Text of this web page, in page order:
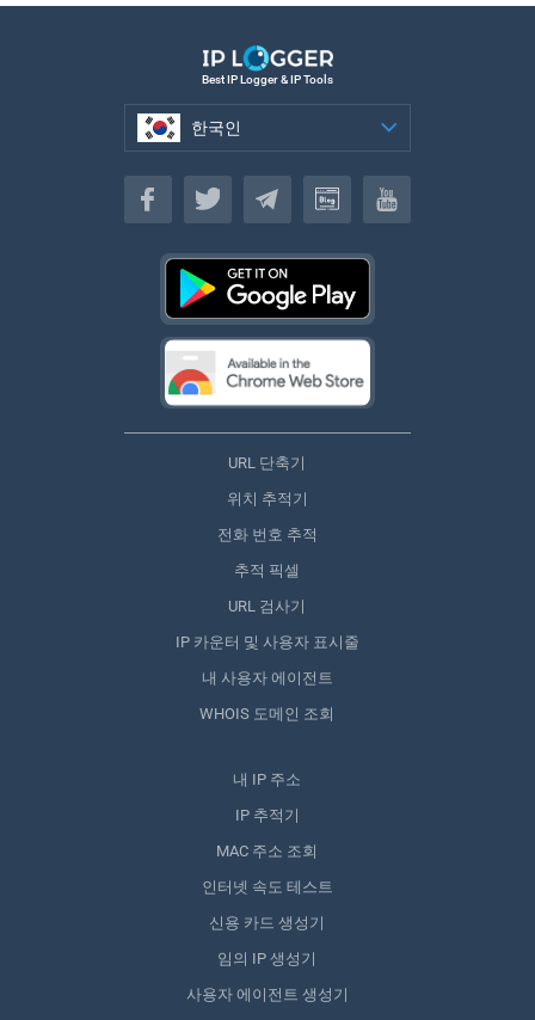
Best IP Logger & IP Tools
한국인
한국인
URL 단축기
위치 추적기
전화 번호 추적
추적 픽셀
URL 검사기
IP 카운터 및 사용자 표시줄
내 사용자 에이전트
WHOIS 도메인 조회
내 IP 주소
IP 추적기
MAC 주소 조회
인터넷 속도 테스트
신용 카드 생성기
임의 IP 생성기
사용자 에이전트 생성기